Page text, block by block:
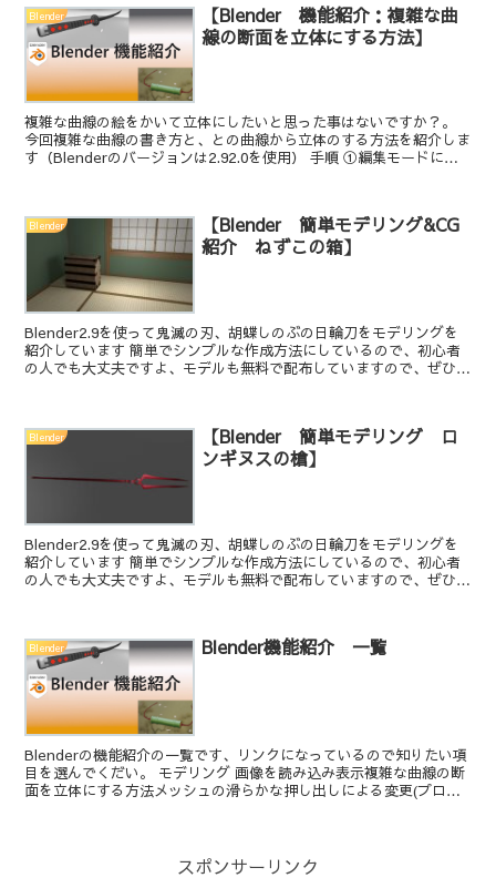
Blender
【Blender 機能紹介：複雑な曲
線の断面を立体にする方法】
複雑な曲線の絵をかいて立体にしたいと思った事はないですか？。
今回複雑な曲線の書き方と、との曲線から立体のする方法を紹介しま
す（Blenderのバージョンは2.92.0を使用） 手順 ①編集モードに入
Blender
【Blender 簡単モデリング&CG
紹介 ねずこの箱】
Blender2.9を使って鬼滅の刃、胡蝶しのぶの日輪刀をモデリングを
紹介しています 簡単でシンプルな作成方法にしているので、初心者
の人でも大丈夫ですよ、モデルも無料で配布していますので、ぜひや
Blender
【Blender 簡単モデリング ロ
ンギヌスの槍】
Blender2.9を使って鬼滅の刃、胡蝶しのぶの日輪刀をモデリングを
紹介しています 簡単でシンプルな作成方法にしているので、初心者
の人でも大丈夫ですよ、モデルも無料で配布していますので、ぜひや
Blender Blender機能紹介 一覧
Blenderの機能紹介の一覧です、リンクになっているので知りたい項
目を選んでくだい。 モデリング 画像を読み込み表示複雑な曲線の断
面を立体にする方法メッシュの滑らかな押し出しによる変更(プロポ
スポンサーリンク